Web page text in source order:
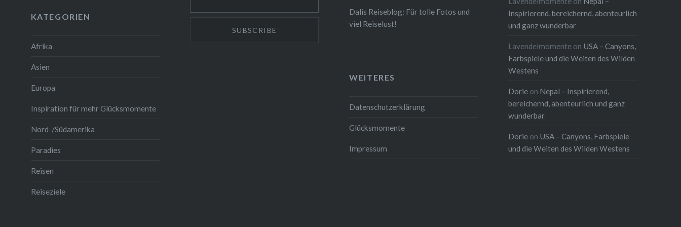
Dalis Reiseblog: Für tolle Fotos und
viel Reiselust!
Inspirierend, bereichernd, abenteurlich
und ganz wunderbar
Lavendelmomente on USA – Canyons,
Farbspiele und die Weiten des Wilden
Westens
Dorie on Nepal – Inspirierend,
bereichernd, abenteurlich und ganz
wunderbar
Dorie on USA – Canyons, Farbspiele
und die Weiten des Wilden Westens
KATEGORIEN
Afrika
Asien
Europa
Inspiration für mehr Glücksmomente
Nord-/Südamerika
Paradies
Reisen
Reiseziele
WEITERES
Datenschutzerklärung
Glücksmomente
Impressum